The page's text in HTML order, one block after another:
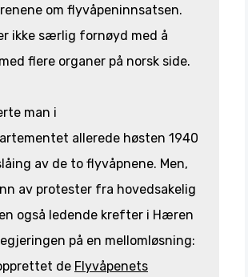
om flyvåpeninnsatsen.
ikke særlig fornøyd med å
flere organer på norsk side.
man i
allerede høsten 1940
av de to flyvåpnene. Men,
av protester fra hovedsakelig
også ledende krefter i Hæren
på en mellomløsning:
de Flyvåpenets